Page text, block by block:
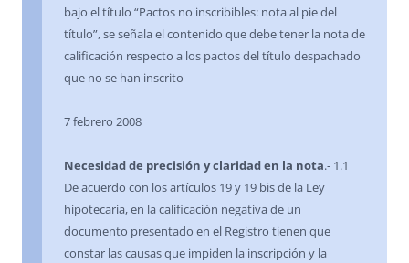
bajo el título “Pactos no inscribibles: nota al pie del
título”, se señala el contenido que debe tener la nota de
calificación respecto a los pactos del título despachado
que no se han inscrito-
7 febrero 2008
Necesidad de precisión y claridad en la nota.- 1.1
De acuerdo con los artículos 19 y 19 bis de la Ley
hipotecaria, en la calificación negativa de un
documento presentado en el Registro tienen que
constar las causas que impiden la inscripción y la